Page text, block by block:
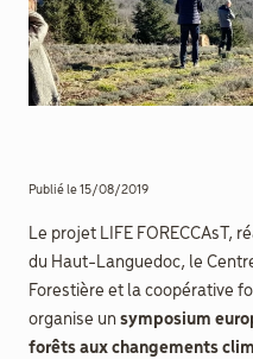
aider
Boulègue
Agenda
Publié le 15/08/2019
Le projet LIFE FORECCAsT,
du Haut-Languedoc, le
Forestière et la coopérative
organise unsymposium
forêts aux changements